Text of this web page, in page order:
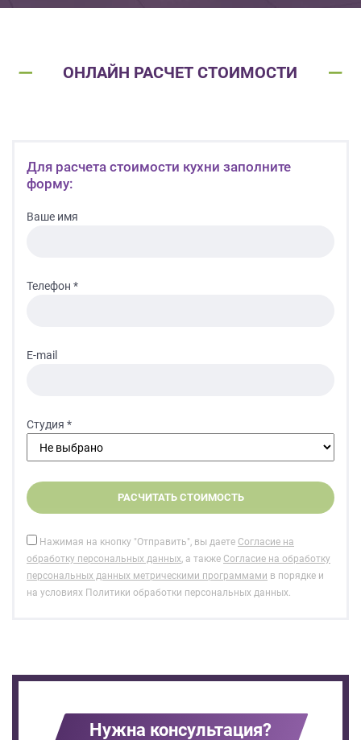
ОНЛАЙН РАСЧЕТ СТОИМОСТИ
Для расчета стоимости кухни заполните
форму:
Ваше имя
Телефон *
E-mail
Студия *
Нажимая на кнопку "Отправить", вы даете Согласие на
обработку персональных данных, а также Согласие на обработку
персональных данных метрическими программами в порядке и
на условиях Политики обработки персональных данных.
Нужна консультация?